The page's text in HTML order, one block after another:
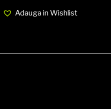
Adauga in Wishlist